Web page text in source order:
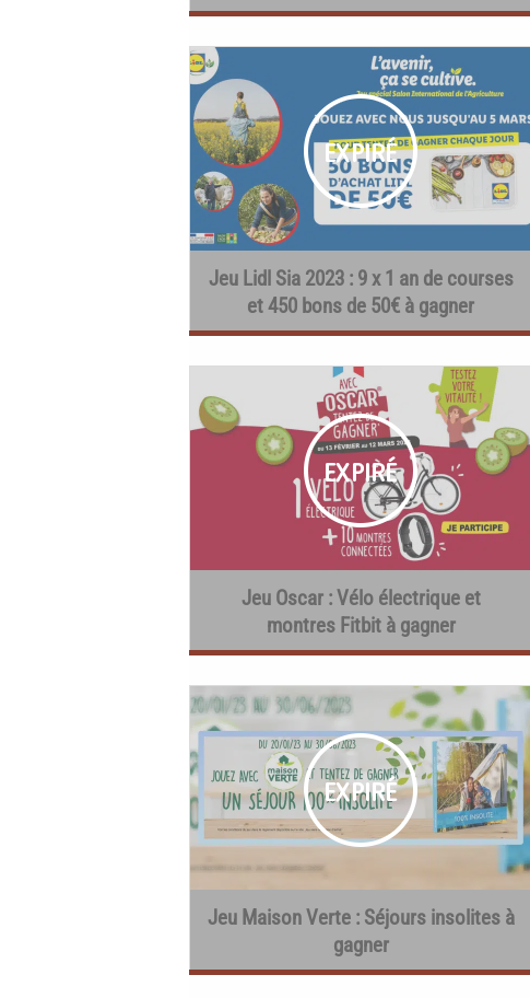
Jeu Lidl Sia 2023 : 9 x 1 an de courses
et 450 bons de 50€ à gagner
Jeu Oscar : Vélo électrique et
montres Fitbit à gagner
Jeu Maison Verte : Séjours insolites à
gagner